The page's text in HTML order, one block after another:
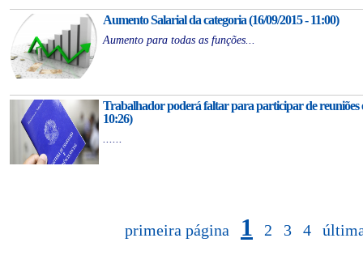
Aumento Salarial da categoria (16/09/2015 - 11:00)
Aumento para todas as funções...
Trabalhador poderá faltar para participar de reuniões
10:26)
primeira página 1 2 3 4